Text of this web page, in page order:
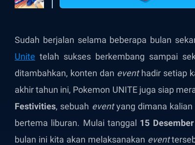
Sudah berjalan selama beberapa bulan
Unite telah sukses berkembang sampai
ditambahkan, konten dan eventhadir setiap
akhir tahun ini, Pokemon UNITE juga siap
Festivities, sebuah eventyang dimana kalian
bertema liburan. Mulai tanggal 15 Desember
bulan ini kita akan melaksanakan event